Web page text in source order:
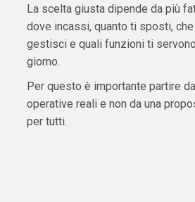
La scelta giusta dipende da più
dove incassi, quanto ti sposti,
gestisci e quali funzioni ti
giorno.
Per questo è importante partire
operative reali e non da una
per tutti.